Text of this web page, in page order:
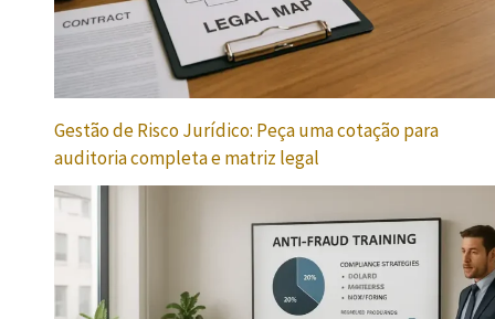
Gestão de Risco Jurídico: Peça uma cotação para
auditoria completa e matriz legal